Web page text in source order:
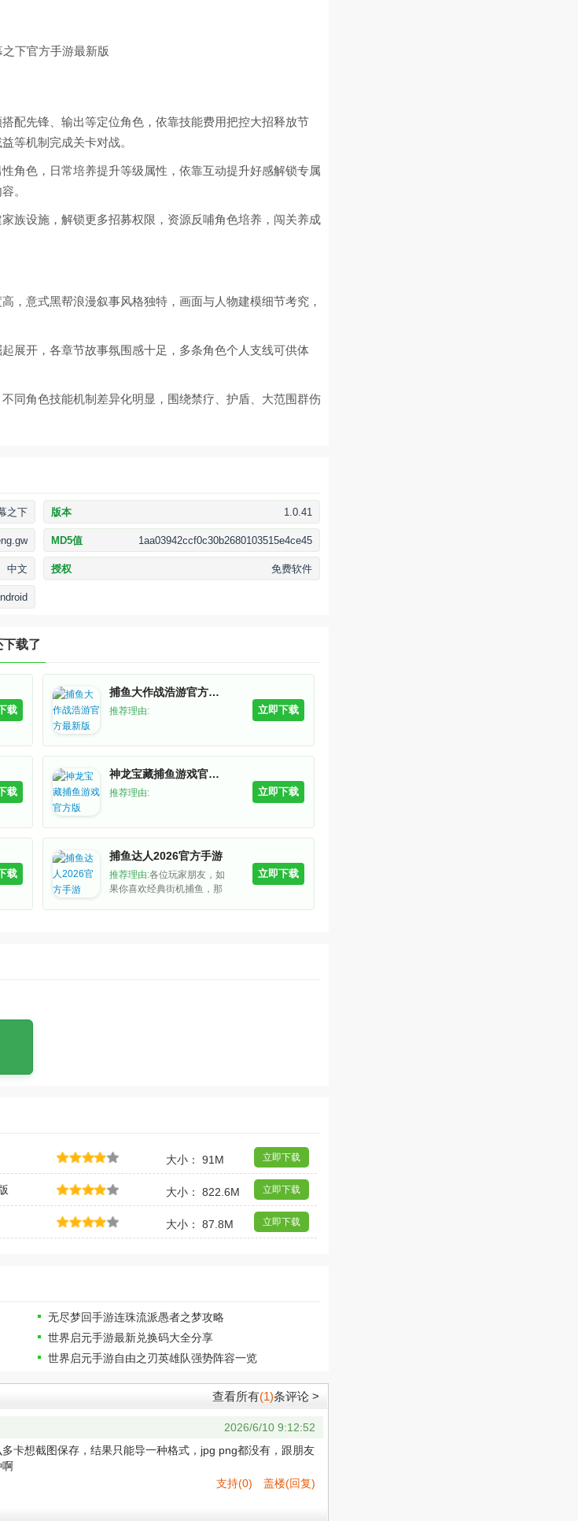
配先锋、输出等定位角色，依靠技能费用把控大招释放节
等机制完成关卡对战。
角色，日常培养提升等级属性，依靠互动提升好感解锁专属
。
族设施，解锁更多招募权限，资源反哺角色培养，闯关养成
，意式黑帮浪漫叙事风格独特，画面与人物建模细节考究，
展开，各章节故事氛围感十足，多条角色个人支线可供体
同角色技能机制差异化明显，围绕禁疗、护盾、大范围群伤
之下 版本 1.0.41
MD5值 1aa03942ccf0c30b2680103515e4ce45
中文 授权 免费软件
下载了
载
捕鱼大作战浩游官方最新版
推荐理由: 立即下载
载
神龙宝藏捕鱼游戏官方版
推荐理由: 立即下载
载
捕鱼达人2026官方手游
推荐理由:各位玩家朋友，如
果你喜欢经典街机捕鱼，那
立即下载
大小： 91M 立即下载
大小： 822.6M 立即下载
大小： 87.8M 立即下载
无尽梦回手游连珠流派愚者之梦攻略
世界启元手游最新兑换码大全分享
世界启元手游自由之刃英雄队强势阵容一览
查看所有(1)条评论 >
2026/6/10 9:12:52
卡想截图保存，结果只能导一种格式，jpg png都没有，跟朋友
啊
支持(0) 盖楼(回复)